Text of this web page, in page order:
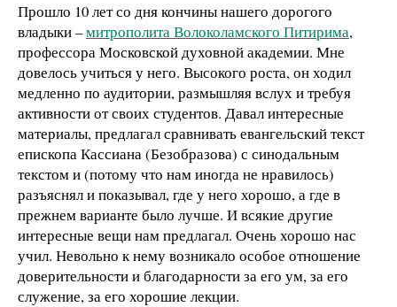
Прошло 10 лет со дня кончины нашего дорогого
владыки –митрополита Волоколамского Питирима,
профессора Московской духовной академии. Мне
довелось учиться у него. Высокого роста, он ходил
медленно по аудитории, размышляя вслух и требуя
активности от своих студентов. Давал интересные
материалы, предлагал сравнивать евангельский текст
епископа Кассиана (Безобразова) с синодальным
текстом и (потому что нам иногда не нравилось)
разъяснял и показывал, где у него хорошо, а где в
прежнем варианте было лучше. И всякие другие
интересные вещи нам предлагал. Очень хорошо нас
учил. Невольно к нему возникало особое отношение
доверительности и благодарности за его ум, за его
служение, за его хорошие лекции.